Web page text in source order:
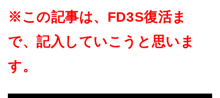
※この記事は、FD3S復活ま
で、記入していこうと思いま
す。